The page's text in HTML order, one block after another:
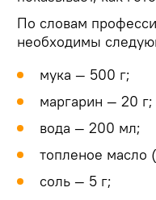
По словам
необходимы
мука — 500 г;
маргарин — 20 г;
вода — 200 мл;
топленое масло
соль — 5 г;